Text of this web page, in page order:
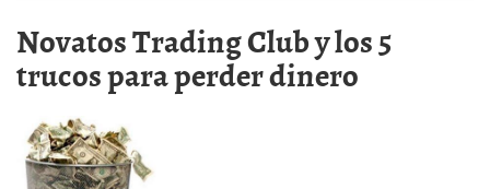
Novatos Trading Club y los 5
trucos para perder dinero